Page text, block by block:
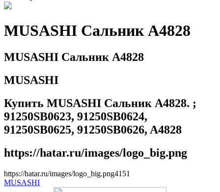
MUSASHI Сальник A4828
MUSASHI Сальник A4828
MUSASHI
Купить MUSASHI Сальник A4828. ;
91250SB0623, 91250SB0624,
91250SB0625, 91250SB0626, A4828
https://hatar.ru/images/logo_big.png
https://hatar.ru/images/logo_big.png41 51
MUSASHI